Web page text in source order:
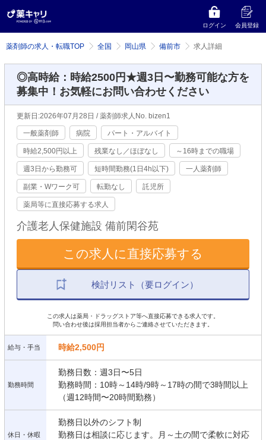
ログイン 会員登録
薬剤師の求人・転職TOP 全国 岡山県 備前市 求人詳細
◎高時給：時給2500円★週3日〜勤務可能な方を
募集中！お気軽にお問い合わせください
更新日:2026年07月28日 / 薬剤師求人No. bizen1
一般薬剤師 病院 パート・アルバイト
時給2,500円以上 残業なし／ほぼなし ～16時までの職場
週3日から勤務可 短時間勤務(1日4h以下) 一人薬剤師
副業・Wワーク可 転勤なし 託児所
薬局等に直接応募する求人
介護老人保健施設 備前閑谷苑
検討リスト（要ログイン）
この求人に直接応募する
この求人は薬局・ドラッグストア等へ直接応募できる求人です。
問い合わせ後は採用担当者からご連絡させていただきます。
給与・手当 時給2,500円
勤務時間
勤務日数：週3日〜5日
勤務時間：10時～14時/9時～17時の間で3時間以上
（週12時間〜20時間勤務）
休日・休暇
勤務日以外のシフト制
勤務日は相談に応じます。月～土の間で柔軟に対応